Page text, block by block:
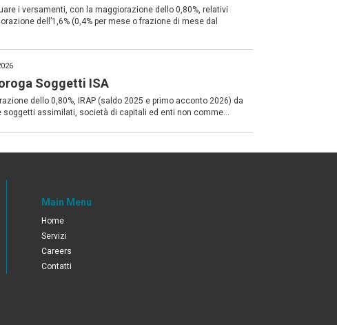
i versamenti, con la maggiorazione dello 0,80%, relativi
dell’1,6% (0,4% per mese o frazione di mese dal
Soggetti ISA
dello 0,80%, IRAP (saldo 2025 e primo acconto 2026) da
soggetti assimilati, società di capitali ed enti non comme...
Main Menu
Home
Servizi
Careers
Contatti